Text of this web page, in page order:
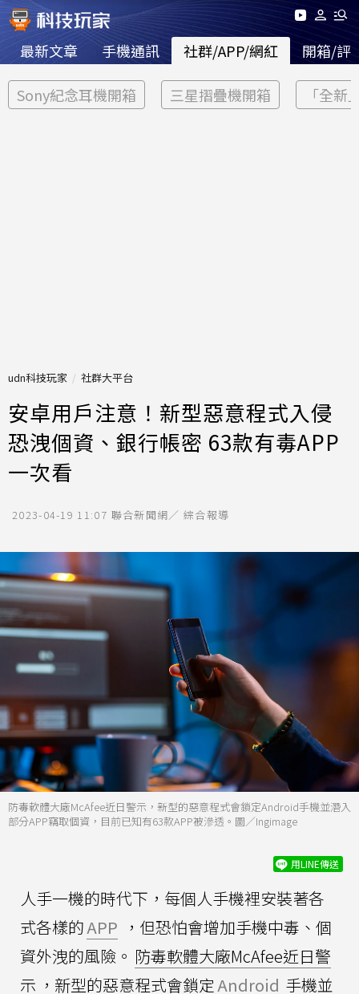
最新文章 手機通訊 社群/APP/網紅 開箱/評
Sony紀念耳機開箱 三星摺疊機開箱 「全新
udn科技玩家 社群大平台
安卓用戶注意！新型惡意程式入侵
恐洩個資、銀行帳密 63款有毒APP
一次看
2023-04-19 11:07 聯合新聞網／ 綜合報導
防毒軟體大廠McAfee近日警示，新型的惡意程式會鎖定Android手機並潛入
部分APP竊取個資，目前已知有63款APP被滲透。圖／Ingimage
用LINE傳送
人手一機的時代下，每個人手機裡安裝著各
式各樣的APP ，但恐怕會增加手機中毒、個
資外洩的風險。 防毒軟體大廠McAfee近日警
示 ，新型的惡意程式會鎖定 Android 手機並